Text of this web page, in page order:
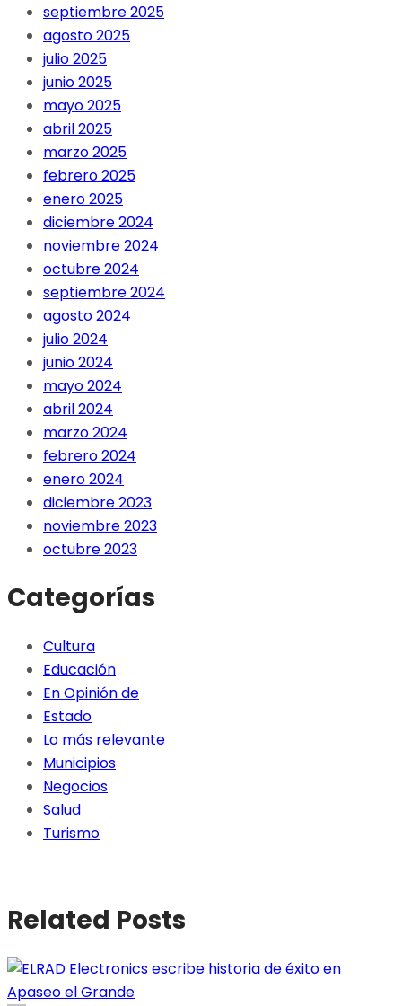
septiembre 2025
agosto 2025
julio 2025
junio 2025
mayo 2025
abril 2025
marzo 2025
febrero 2025
enero 2025
diciembre 2024
noviembre 2024
octubre 2024
septiembre 2024
agosto 2024
julio 2024
junio 2024
mayo 2024
abril 2024
marzo 2024
febrero 2024
enero 2024
diciembre 2023
noviembre 2023
octubre 2023
Categorías
Cultura
Educación
En Opinión de
Estado
Lo más relevante
Municipios
Negocios
Salud
Turismo
Related Posts